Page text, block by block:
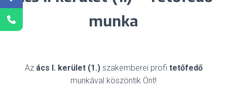
munka
Az ács I. kerület (1.)szakemberei profi tetőfedő
munkával köszöntik Önt!